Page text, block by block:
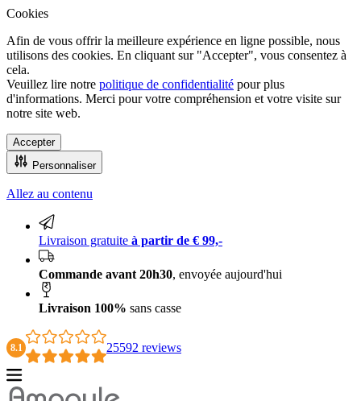
Cookies
Afin de vous offrir la meilleure expérience en ligne possible, nous
utilisons des cookies. En cliquant sur "Accepter", vous consentez à
cela.
Veuillez lire notre politique de confidentialité pour plus
d'informations. Merci pour votre compréhension et votre visite sur
notre site web.
Accepter
Personnaliser
Allez au contenu
Livraison gratuite à partir de € 99,-
Commande avant 20h30, envoyée aujourd'hui
Livraison 100% sans casse
8.1 25592 reviews